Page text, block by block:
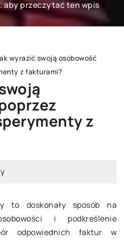
aby przeczytać ten wpis
wyrazić swoją osobowość
z fakturami?
z
to doskonały sposób na
i podkreślenie
odpowiednich faktur w